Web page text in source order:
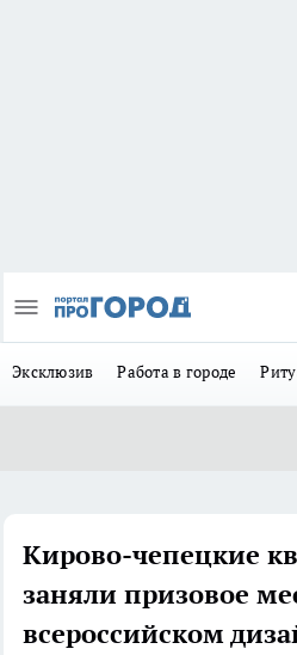
Эксклюзив Работа в городе
Кирово-чепецкие
заняли призовое
всероссийском